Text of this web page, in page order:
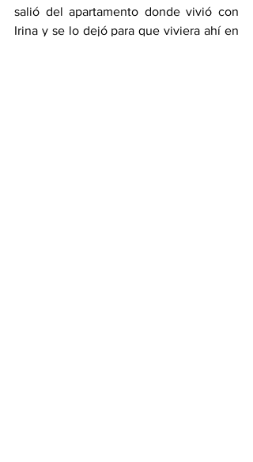
salió del apartamento donde vivió con
Irina y se lo dejó para que viviera ahí en